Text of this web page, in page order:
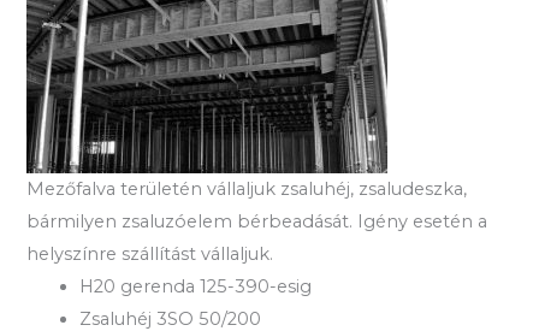
Mezőfalva területén vállaljuk zsaluhéj, zsaludeszka,
bármilyen zsaluzóelem bérbeadását. Igény esetén a
helyszínre szállítást vállaljuk.
H20 gerenda 125-390-esig
Zsaluhéj 3SO 50/200